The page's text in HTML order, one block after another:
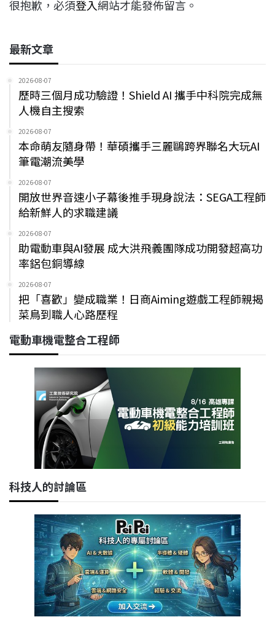
很抱歉，必須登入網站才能發佈留言。
最新文章
2026-08-07
歷時三個月成功驗證！Shield AI 攜手中科院完成無
人機自主搜索
2026-08-07
本命萌友隨身帶！華碩攜手三麗鷗跨界聯名大玩AI
筆電潮流美學
2026-08-07
開放世界音速小子幕後推手現身說法：SEGA工程師
給新鮮人的求職建議
2026-08-07
助電動車與AI發展 成大洪飛義團隊成功開發超高功
率鋁包銅導線
2026-08-07
把「喜歡」變成職業！日商Aiming遊戲工程師親揭
菜鳥到職人心路歷程
電動車機電整合工程師
科技人的討論區